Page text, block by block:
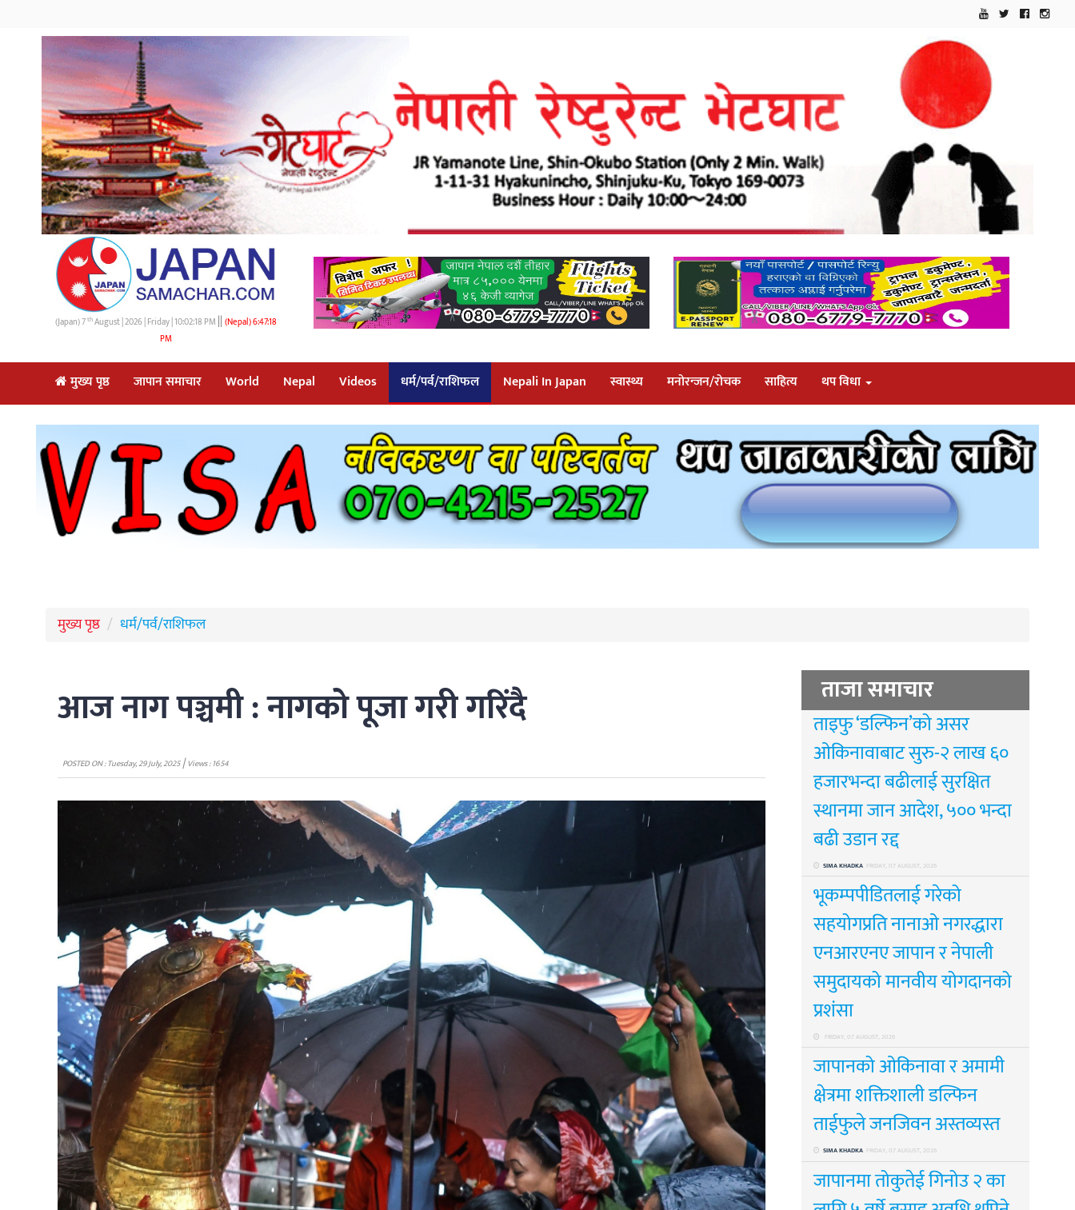
(Japan) 7thAugust | 2026 | Friday | 10:02:19 PM || (Nepal)6:47:19
PM
मुख्य पृष्ठ जापान समाचार World Nepal Videos धर्म/पर्व/राशिफल Nepali In Japan स्वास्थ्य मनोरन्जन/रोचक साहित्य थप विधा
मुख्य पृष्ठ धर्म/पर्व/राशिफल
आज नाग पञ्चमी : नागको पूजा गरी गरिंदै
POSTED ON : Tuesday, 29 July, 2025|Views : 1654
ताजा समाचार
ताइफु ‘डल्फिन’को असर
ओकिनावाबाट सुरु-२ लाख ६०
हजारभन्दा बढीलाई सुरक्षित
स्थानमा जान आदेश, ५०० भन्दा
बढी उडान रद्द
SIMA KHADKA FRIDAY, 07 AUGUST, 2026
भूकम्पपीडितलाई गरेको
सहयोगप्रति नानाओ नगरद्धारा
एनआरएनए जापान र नेपाली
समुदायको मानवीय योगदानको
प्रशंसा
FRIDAY, 07 AUGUST, 2026
जापानको ओकिनावा र अमामी
क्षेत्रमा शक्तिशाली डल्फिन
ताईफुले जनजिवन अस्तव्यस्त
SIMA KHADKA FRIDAY, 07 AUGUST, 2026
जापानमा तोकुतेई गिनोउ २ का